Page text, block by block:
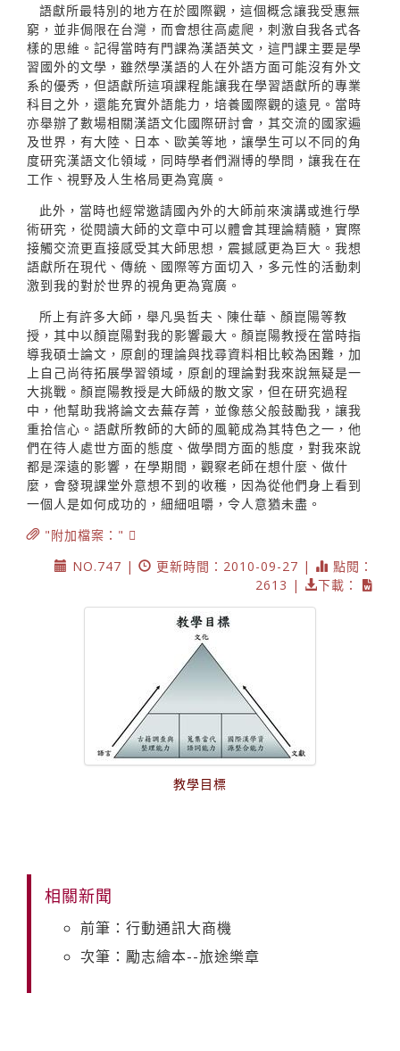
語獻所最特別的地方在於國際觀，這個概念讓我受惠無
窮，並非侷限在台灣，而會想往高處爬，刺激自我各式各
樣的思維。記得當時有門課為漢語英文，這門課主要是學
習國外的文學，雖然學漢語的人在外語方面可能沒有外文
系的優秀，但語獻所這項課程能讓我在學習語獻所的專業
科目之外，還能充實外語能力，培養國際觀的遠見。當時
亦舉辦了數場相關漢語文化國際研討會，其交流的國家遍
及世界，有大陸、日本、歐美等地，讓學生可以不同的角
度研究漢語文化領域，同時學者們淵博的學問，讓我在在
工作、視野及人生格局更為寬廣。
此外，當時也經常邀請國內外的大師前來演講或進行學
術研究，從閱讀大師的文章中可以體會其理論精髓，實際
接觸交流更直接感受其大師思想，震撼感更為巨大。我想
語獻所在現代、傳統、國際等方面切入，多元性的活動刺
激到我的對於世界的視角更為寬廣。
所上有許多大師，舉凡吳哲夫、陳仕華、顏崑陽等教
授，其中以顏崑陽對我的影響最大。顏崑陽教授在當時指
導我碩士論文，原創的理論與找尋資料相比較為困難，加
上自己尚待拓展學習領域，原創的理論對我來說無疑是一
大挑戰。顏崑陽教授是大師級的散文家，但在研究過程
中，他幫助我將論文去蕪存菁，並像慈父般鼓勵我，讓我
重拾信心。語獻所教師的大師的風範成為其特色之一，他
們在待人處世方面的態度、做學問方面的態度，對我來說
都是深遠的影響，在學期間，觀察老師在想什麼、做什
麼，會發現課堂外意想不到的收穫，因為從他們身上看到
一個人是如何成功的，細細咀嚼，令人意猶未盡。
"附加檔案："
NO.747 |
更新時間：2010-09-27 |
點閱：
2613 |
下載：
教學目標
相關新聞
前筆：行動通訊大商機
次筆：勵志繪本--旅途樂章